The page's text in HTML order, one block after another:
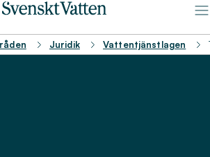
Juridik Vattentjänstlagen